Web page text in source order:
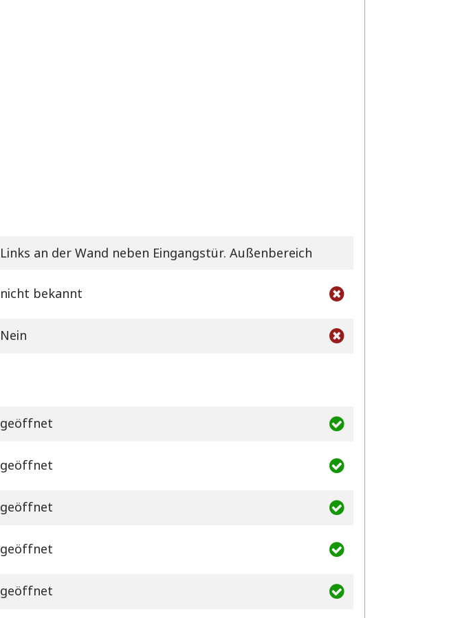
Links an der Wand neben Eingangstür. Außenbereich
nicht bekannt
Nein
geöffnet
geöffnet
geöffnet
geöffnet
geöffnet